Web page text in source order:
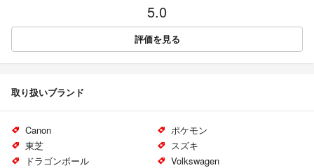
5.0
評価を見る
取り扱いブランド
Canon
ポケモン
東芝
スズキ
ドラゴンボール
Volkswagen